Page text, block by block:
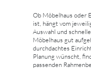
Ob Möbelhaus oder
ist, hängt vom
Auswahl und
Möbelhaus gut
durchdachtes
Planung wünscht,
passenden